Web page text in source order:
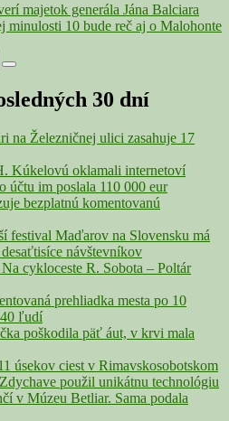
majetok generála Jána Balciara
minulosti 10 bude reč aj o Malohonte
Search
30 dní
Železničnej ulici zasahuje 17
Kúkelovú oklamali internetoví
účtu im poslala 110 000 eur
bezplatnú komentovanú
Maďarov na Slovensku má
návštevníkov
cykloceste R. Sobota – Poltár
prehliadka mesta po 10
ľudí
poškodila päť áut, v krvi mala
úsekov ciest v Rimavskosobotskom
použil unikátnu technológiu
v Múzeu Betliar. Sama podala